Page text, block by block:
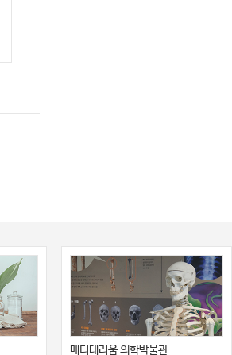
메디테리움 의학박물관